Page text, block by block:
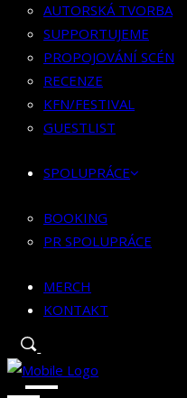
GUESTLIST
SPOLUPRÁCE
BOOKING
PR SPOLUPRÁCE
MERCH
AUTORSKÁ TVORBA
SUPPORTUJEME
PROPOJOVÁNÍ SCÉN
RECENZE
KFN/FESTIVAL
GUESTLIST
SPOLUPRÁCE
BOOKING
PR SPOLUPRÁCE
MERCH
KONTAKT